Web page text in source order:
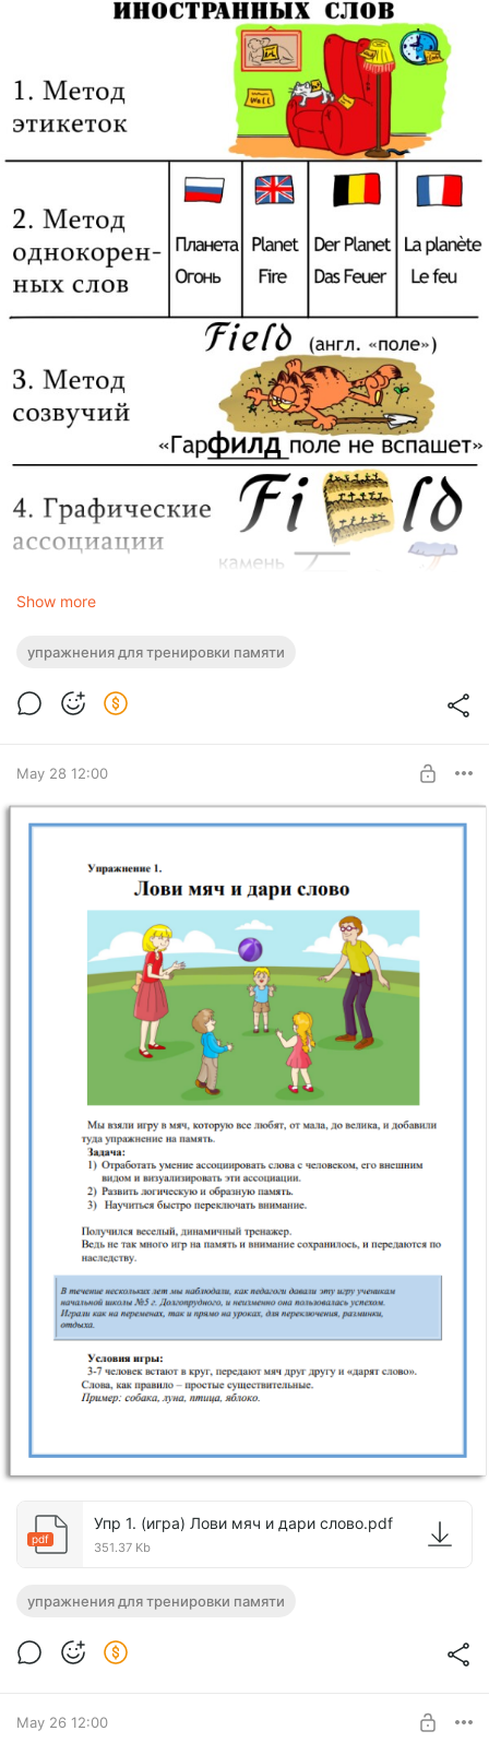
сами?
Забываете новые слова уже через день? Попробуйте эти
Show more
упражнения для тренировки памяти
May 28 12:00
pdf
Упр 1. (игра) Лови мяч и дари слово.pdf
351.37 Kb
упражнения для тренировки памяти
May 26 12:00